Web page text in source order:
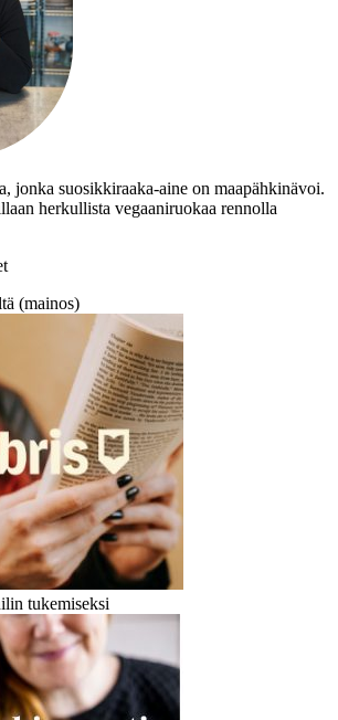
jonka suosikkiraaka-aine on maapähkinävoi.
herkullista vegaaniruokaa rennolla
(mainos)
tukemiseksi